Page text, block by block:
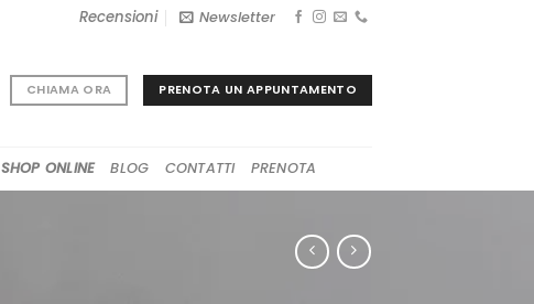
Recensioni Newsletter
CHIAMA ORA PRENOTA UN APPUNTAMENTO
SHOP ONLINE BLOG CONTATTI PRENOTA